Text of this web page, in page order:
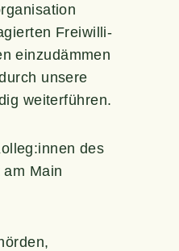
Frei­wil­li­
ein­zu­däm­men
unse­re
weiterführen.
des
Main